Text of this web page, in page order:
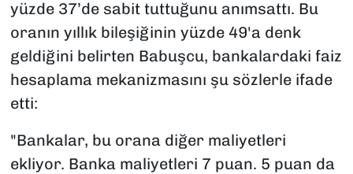
yüzde 37’de sabit tuttuğunu anımsattı. Bu
oranın yıllık bileşiğinin yüzde 49'a denk
geldiğini belirten Babuşcu, bankalardaki faiz
hesaplama mekanizmasını şu sözlerle ifade
etti:
"Bankalar, bu orana diğer maliyetleri
ekliyor. Banka maliyetleri 7 puan. 5 puan da